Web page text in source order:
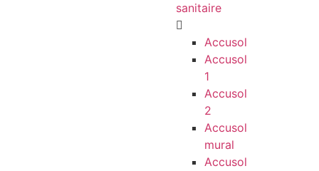
sanitaire
Accusol
Accusol
1
Accusol
2
Accusol
mural
Accusol